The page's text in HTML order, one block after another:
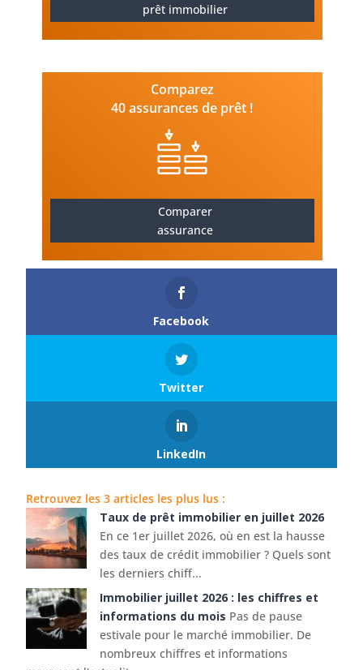
prêt immobilier
Comparez
40 assurances de prêt !
Comparer
assurance
Facebook
Twitter
LinkedIn
Retrouvez les 3 articles les plus lus :
Taux de prêt immobilier en juillet 2026
En ce 1er juillet 2026, où en est la hausse
des taux de crédit immobilier ? Quels sont
les derniers chiff...
Immobilier juillet 2026 : les chiffres et
informations du mois Pas de pause
estivale pour le marché immobilier. De
nombreux chiffres et informations